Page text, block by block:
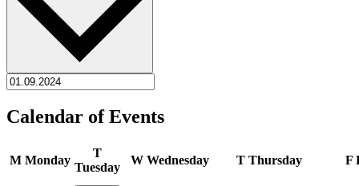
Calendar of Events
M Monday
T
Tuesday
W Wednesday T Thursday F